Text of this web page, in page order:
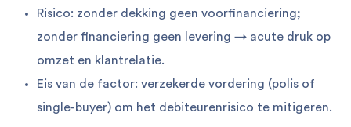
Risico: zonder dekking geen voorfinanciering;
zonder financiering geen levering → acute druk op
omzet en klantrelatie.
Eis van de factor: verzekerde vordering (polis of
single-buyer) om het debiteurenrisico te mitigeren.